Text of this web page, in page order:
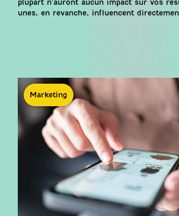
plupart n'auront aucun impact sur vos
unes, en revanche, influencent
Marketing